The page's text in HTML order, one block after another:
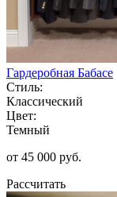
Гардеробная Бабасе
Стиль:
Классический
Цвет:
Темный
от 45 000 руб.
Рассчитать